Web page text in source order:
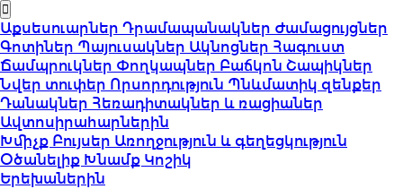
Աքսեսուարներ Դրամապանակներ Ժամացույցներ
Գոտիներ Պայուսակներ Ակնոցներ Հագուստ
Ճամպրուկներ Փողկապներ Բաճկոն Շապիկներ
Նվեր տուփեր Որսորդություն Պնևմատիկ զենքեր
Դանակներ Հեռադիտակներ և ռացիաներ
Ավտոսիրահարներին
Խմիչք Բույսեր Առողջություն և գեղեցկություն
Օծանելիք Խնամք Կոշիկ
Երեխաներին